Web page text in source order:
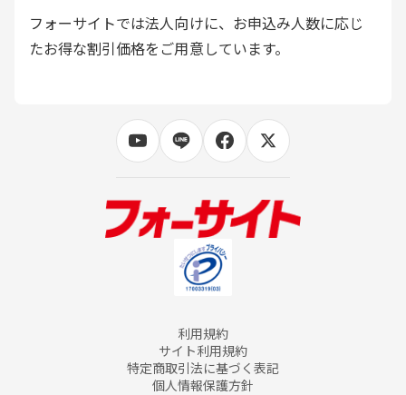
フォーサイトでは法人向けに、お申込み人数に応じ
たお得な割引価格をご用意しています。
利用規約
サイト利用規約
特定商取引法に基づく表記
個人情報保護方針